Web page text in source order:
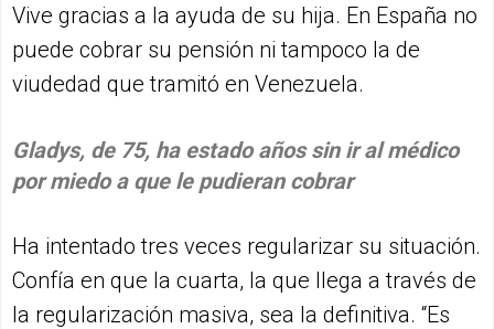
Vive gracias a la ayuda de su hija. En España no
puede cobrar su pensión ni tampoco la de
viudedad que tramitó en Venezuela.
Gladys, de 75, ha estado años sin ir al médico
por miedo a que le pudieran cobrar
Ha intentado tres veces regularizar su situación.
Confía en que la cuarta, la que llega a través de
la regularización masiva, sea la definitiva. “Es